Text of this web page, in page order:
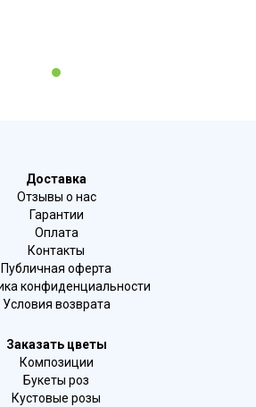
1
Доставка
Отзывы о нас
Гарантии
Оплата
Контакты
Публичная оферта
конфиденциальности
Условия возврата
Заказать цветы
Композиции
Букеты роз
Кустовые розы